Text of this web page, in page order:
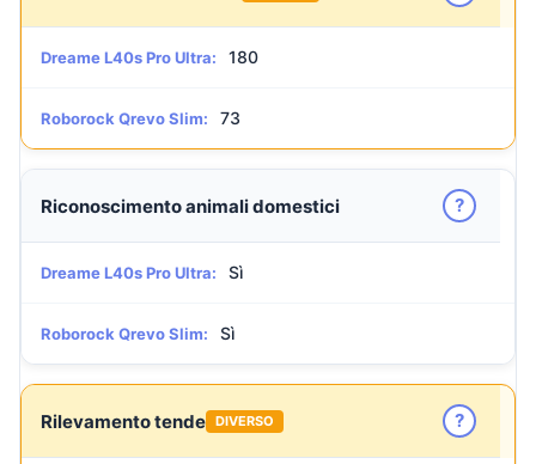
Dreame L40s Pro Ultra: 180
Roborock Qrevo Slim: 73
Riconoscimento animali domestici ?
Dreame L40s Pro Ultra: Sì
Roborock Qrevo Slim: Sì
Rilevamento tende DIVERSO ?